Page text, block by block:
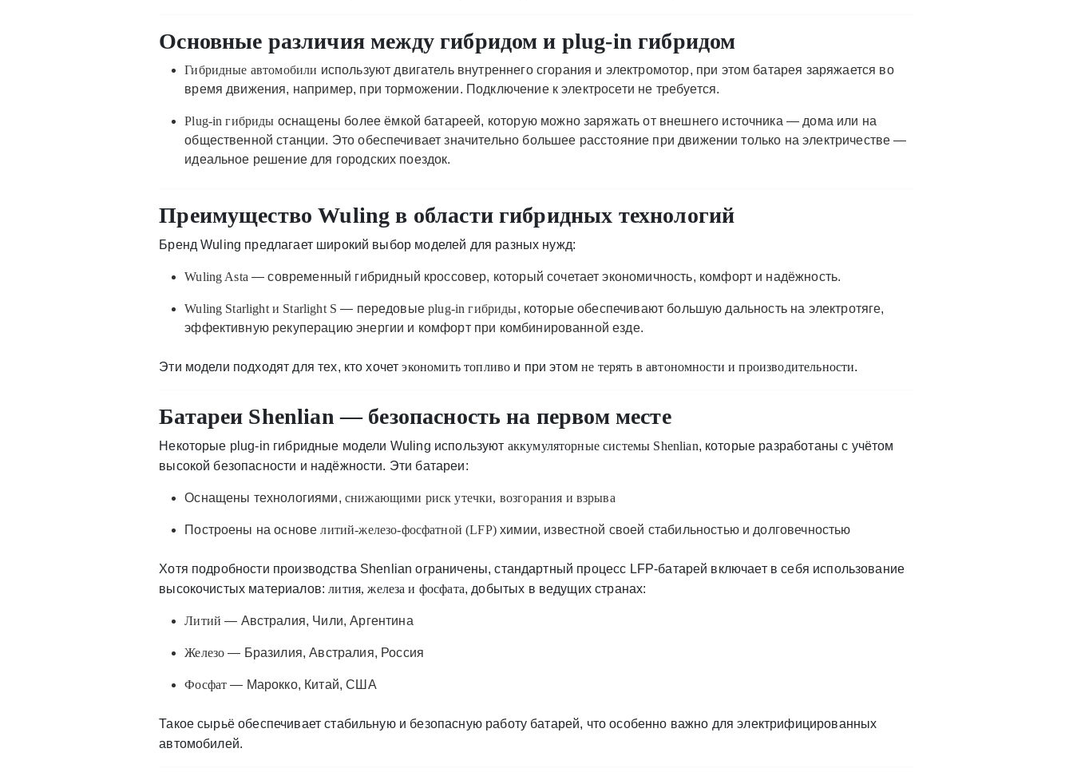
Основные различия между гибридом и plug-in гибридом
Гибридные автомобили используют двигатель внутреннего сгорания и электромотор, при этом батарея заряжается во
время движения, например, при торможении. Подключение к электросети не требуется.
Plug-in гибриды оснащены более ёмкой батареей, которую можно заряжать от внешнего источника — дома или на
общественной станции. Это обеспечивает значительно большее расстояние при движении только на электричестве —
идеальное решение для городских поездок.
Преимущество Wuling в области гибридных технологий
Бренд Wuling предлагает широкий выбор моделей для разных нужд:
Wuling Asta — современный гибридный кроссовер, который сочетает экономичность, комфорт и надёжность.
Wuling Starlight и Starlight S — передовыеplug-in гибриды, которые обеспечивают большую дальность на электротяге,
эффективную рекуперацию энергии и комфорт при комбинированной езде.
Эти модели подходят для тех, кто хочетэкономить топливо и при этомне терять в автономности и производительности.
Батареи Shenlian — безопасность на первом месте
Некоторые plug-in гибридные модели Wuling используют аккумуляторные системы Shenlian, которые разработаны с учётом
высокой безопасности и надёжности. Эти батареи:
Оснащены технологиями, снижающими риск утечки, возгорания и взрыва
Построены на основелитий-железо-фосфатной (LFP)химии, известной своей стабильностью и долговечностью
Хотя подробности производства Shenlian ограничены, стандартный процесс LFP-батарей включает в себя использование
высокочистых материалов:лития, железа и фосфата, добытых в ведущих странах:
Литий — Австралия, Чили, Аргентина
Железо — Бразилия, Австралия, Россия
Фосфат — Марокко, Китай, США
Такое сырьё обеспечивает стабильную и безопасную работу батарей, что особенно важно для электрифицированных
автомобилей.